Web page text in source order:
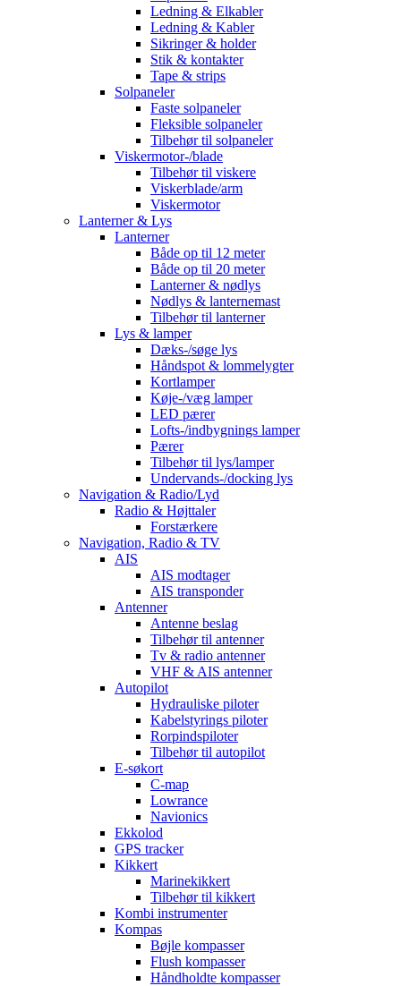
Ledning & Elkabler
Ledning & Kabler
Sikringer & holder
Stik & kontakter
Tape & strips
Solpaneler
Faste solpaneler
Fleksible solpaneler
Tilbehør til solpaneler
Viskermotor-/blade
Tilbehør til viskere
Viskerblade/arm
Viskermotor
Lanterner & Lys
Lanterner
Både op til 12 meter
Både op til 20 meter
Lanterner & nødlys
Nødlys & lanternemast
Tilbehør til lanterner
Lys & lamper
Dæks-/søge lys
Håndspot & lommelygter
Kortlamper
Køje-/væg lamper
LED pærer
Lofts-/indbygnings lamper
Pærer
Tilbehør til lys/lamper
Undervands-/docking lys
Navigation & Radio/Lyd
Radio & Højttaler
Forstærkere
Navigation, Radio & TV
AIS
AIS modtager
AIS transponder
Antenner
Antenne beslag
Tilbehør til antenner
Tv & radio antenner
VHF & AIS antenner
Autopilot
Hydrauliske piloter
Kabelstyrings piloter
Rorpindspiloter
Tilbehør til autopilot
E-søkort
C-map
Lowrance
Navionics
Ekkolod
GPS tracker
Kikkert
Marinekikkert
Tilbehør til kikkert
Kombi instrumenter
Kompas
Bøjle kompasser
Flush kompasser
Håndholdte kompasser